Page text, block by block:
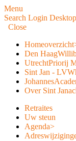
Menu
Search Login
Close
Homeoverzicht
Den Haag
UtrechtPriorij
Sint Jan - LVW
Over Sint Jan
Retraites
Uw steun
Agenda>